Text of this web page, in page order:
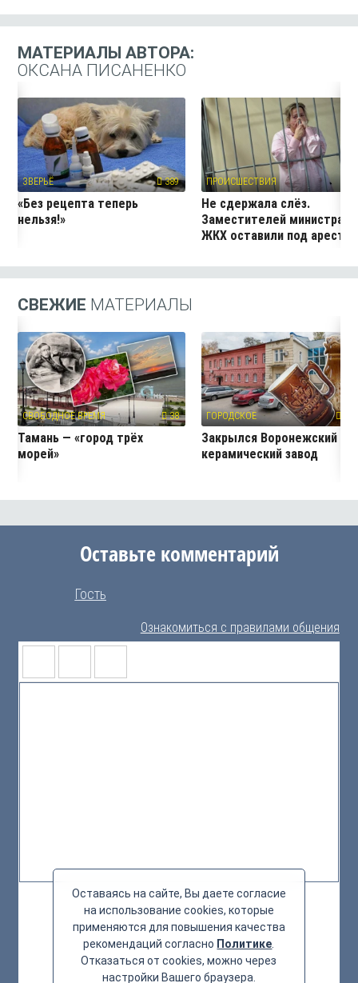
МАТЕРИАЛЫ АВТОРА:
ОКСАНА ПИСАНЕНКО
ЗВЕРЬЁ 389
«Без рецепта теперь
нельзя!»
ПРОИСШЕСТВИЯ
Не сдержала слёз.
Заместителей министра
ЖКХ оставили под
СВЕЖИЕ МАТЕРИАЛЫ
СВОБОДНОЕ ВРЕМЯ 38
Тамань — «город трёх
морей»
ГОРОДСКОЕ
Закрылся Воронежский
керамический завод
Оставьте комментарий
Гость
Ознакомиться с правилами общения
Оставаясь на сайте, Вы даете согласие
на использование cookies, которые
применяются для повышения качества
рекомендаций согласно Политике
Отказаться от cookies, можно через
настройки Вашего браузера.